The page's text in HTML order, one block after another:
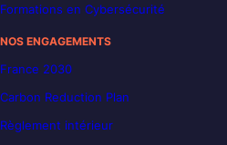
Formations en Cybersécurité
NOS ENGAGEMENTS
France 2030
Carbon Reduction Plan
Règlement intérieur